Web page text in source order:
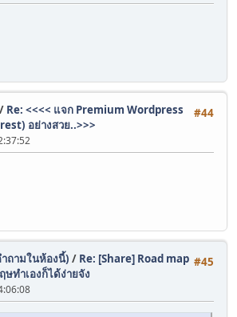
#44
/ Re: <<<< แจก Premium Wordpress
อย่างสวย..>>>
#45
ถามในห้องนี้) / Re: [Share] Road map
ทำเองก็ได้ง่ายจัง